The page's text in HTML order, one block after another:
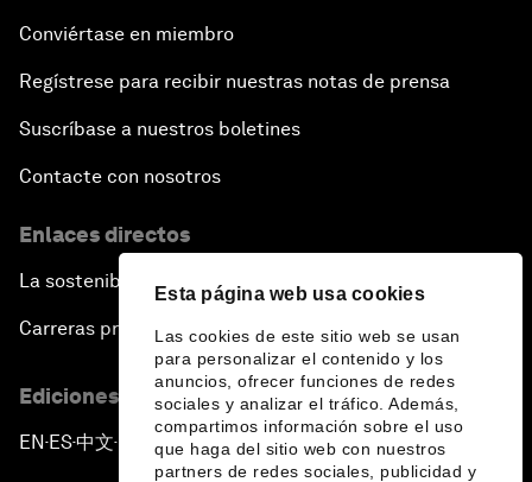
Esta página web usa cookies
Las cookies de este sitio web se usan
para personalizar el contenido y los
anuncios, ofrecer funciones de redes
sociales y analizar el tráfico. Además,
compartimos información sobre el uso
que haga del sitio web con nuestros
partners de redes sociales, publicidad y
Conviértase en miembro
Regístrese para recibir nuestras notas de prensa
Suscríbase a nuestros boletines
Contacte con nosotros
Enlaces directos
La sostenibilidad en el Foro
Carreras profesionales
Ediciones en otros idiomas
EN ▪ES▪中文▪ 日本語